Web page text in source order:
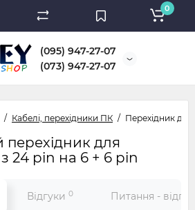
(095) 947-27-07
(073) 947-27-07
0
Кабелі, перехідники ПК Перехідник для
перехідник для
24 pin на 6 + 6 pin
Відгуки 0 Питання -